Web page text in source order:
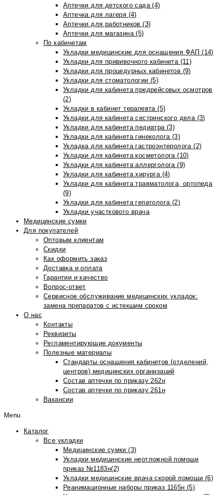
Аптечки для детского сада (4)
Аптечка для лагеря (4)
Аптечки для работников (3)
Аптечки для магазина (5)
По кабинетам
Укладки медицинские для оснащения ФАП (14)
Укладки для прививочного кабинета (11)
Укладки для процедурных кабинетов (9)
Укладки для стоматологии (5)
Укладки для кабинета предрейсовых осмотров
(2)
Укладки в кабинет терапевта (5)
Укладки для кабинета сестринского дела (3)
Укладки для кабинета педиатра (3)
Укладки для кабинета гинеколога (3)
Укладка для кабинета гастроэнтеролога (2)
Укладки для кабинета косметолога (10)
Укладки для кабинета аллерголога (9)
Укладки для кабинета хирурга (4)
Укладки для кабинета травматолога, ортопеда
(9)
Укладки для кабинета гепатолога (2)
Укладки участкового врача
Медицинские сумки
Для покупателей
Оптовым клиентам
Скидки
Как оформить заказ
Доставка и оплата
Гарантии и качество
Вопрос-ответ
Сервисное обслуживание медицинских укладок:
замена препаратов с истекшим сроком
О нас
Контакты
Реквизиты
Регламентирующие документы
Полезные материалы
Стандарты оснащения кабинетов (отделений,
центров) медицинских организаций
Состав аптечки по приказу 262н
Состав аптечки по приказу 261н
Вакансии
Menu
Каталог
Все укладки
Медицинские сумки (3)
Укладки медицинские неотложной помощи
приказ №1183н(2)
Укладки медицинские врача скорой помощи (6)
Реанимационные наборы приказ 1165н (5)